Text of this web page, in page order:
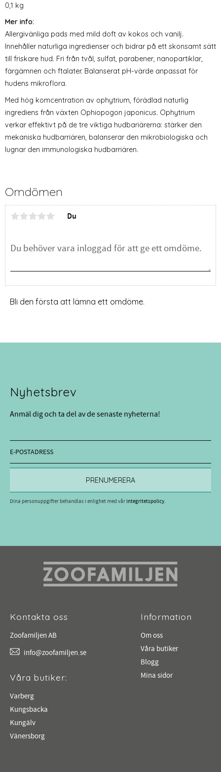
0,1 kg
Mer info:
Allergivänliga pads med mild doft av kokos och vanilj.
Innehåller naturliga ingredienser och bidrar på ett skonsamt sätt
till friskare hud. Fri från tvål, sulfat, parabener, nanopartiklar,
färgämnen och ftalater. Balanserat pH-värde anpassat för
hudens mikroflora.
Med hög komcentration av ophytrium, förädlad naturlig
ingrediens från växten Ophiopogon japonicus. Ophytrium
verkar effektivt på de tre viktiga hudbariärerna: stärker den
mekaniska hudbarriären, balanserar den mikrobiologiska och
lugnar den immunologiska hudbarriären.
Omdömen
Du
Bli den första att lämna ett omdöme.
Nyhetsbrev
Anmäl dig och ta del av de senaste nyheterna!
PRENUMERERA
Dina personuppgifter behandlas i enlighet med vårintegritetspolicy.
Kontakta oss
Zoofamiljen AB
info@zoofamiljen.se
Våra butiker:
Varberg
Kungsbacka
Kungälv
Vänersborg
Information
Om oss
Våra butiker
Blogg
Mina sidor